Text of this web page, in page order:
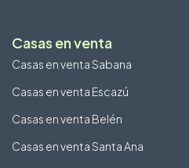
Casas en venta
Casas en venta Sabana
Casas en venta Escazú
Casas en venta Belén
Casas en venta Santa Ana